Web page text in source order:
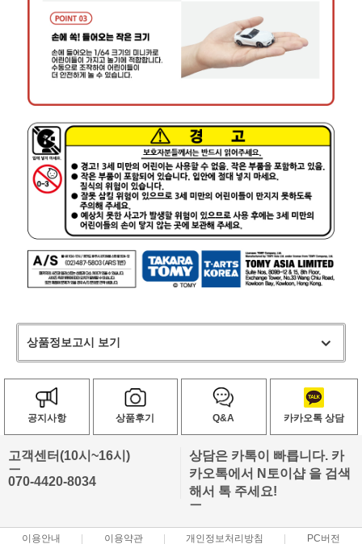
상품정보고시 보기
공지사항 상품후기 Q&A 카카오톡 상담
고객센터(10시~16시)
ㅡ
070-4420-8034
상담은 카톡이 빠릅니다. 카
카오톡에서 N토이샵 을 검색
해서 톡 주세요!
ㅡ
이용안내 이용약관 개인정보처리방침 PC버전